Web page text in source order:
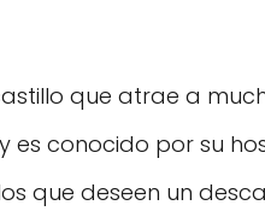
que atrae a
conocido por su
que deseen un